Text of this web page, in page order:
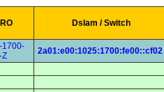
Dslam / Switch
1700-
Z
2a01:e00:1025:1700:fe00::cf02